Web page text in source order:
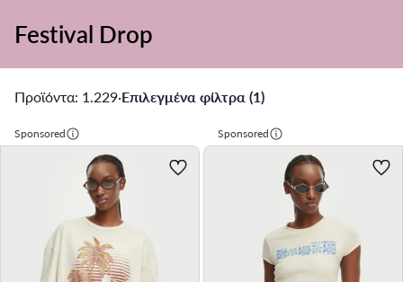
Festival Drop
Προϊόντα: 1.229·Επιλεγμένα φίλτρα (1)
Sponsored Sponsored